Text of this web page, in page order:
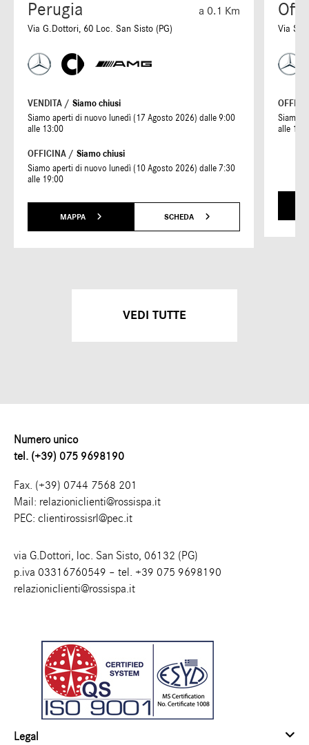
Perugia a 0.1 Km
Via G.Dottori, 60 Loc. San Sisto (PG)
VENDITA / Siamo chiusi
Siamo aperti di nuovo lunedì (17 Agosto 2026) dalle 9:00
alle 13:00
OFFICINA / Siamo chiusi
Siamo aperti di nuovo lunedì (10 Agosto 2026) dalle 7:30
alle 19:00
MAPPA SCHEDA
Via S.
Siamo
alle
VEDI TUTTE
Numero unico
tel. (+39) 075 9698190
Fax. (+39) 0744 7568 201
Mail: relazioniclienti@rossispa.it
PEC: clientirossisrl@pec.it
via G.Dottori, loc. San Sisto, 06132 (PG)
p.iva 03316760549 – tel. +39 075 9698190
relazioniclienti@rossispa.it
Legal